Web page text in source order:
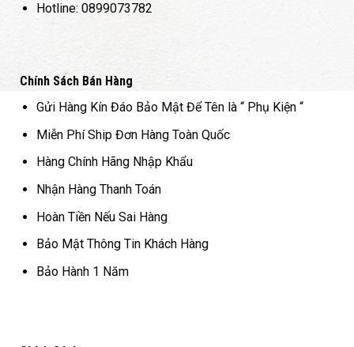
Hotline: 0899073782
Chính Sách Bán Hàng
Gửi Hàng Kín Đáo Bảo Mật Để Tên là “ Phụ Kiện “
Miễn Phí Ship Đơn Hàng Toàn Quốc
Hàng Chính Hãng Nhập Khẩu
Nhận Hàng Thanh Toán
Hoàn Tiền Nếu Sai Hàng
Bảo Mật Thông Tin Khách Hàng
Bảo Hành 1 Năm